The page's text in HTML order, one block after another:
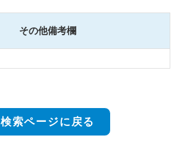
その他備考欄
検索ページに戻る